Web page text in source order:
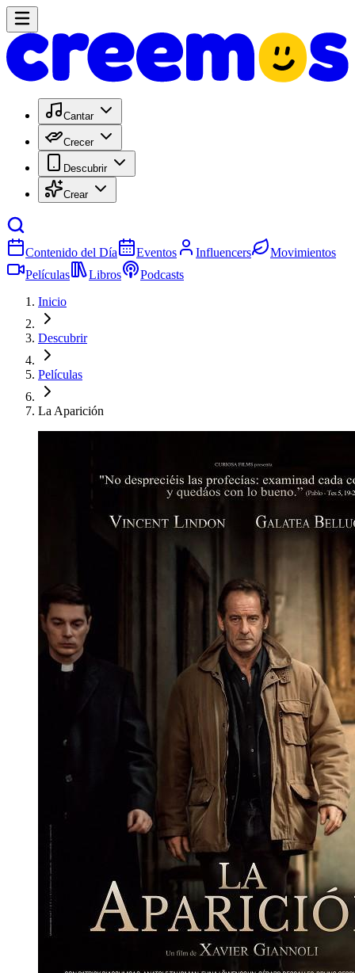
Cantar
Crecer
Descubrir
Crear
Contenido del Día Eventos Influencers
Movimientos
Películas
Libros
Podcasts
Inicio
Descubrir
Películas
La Aparición